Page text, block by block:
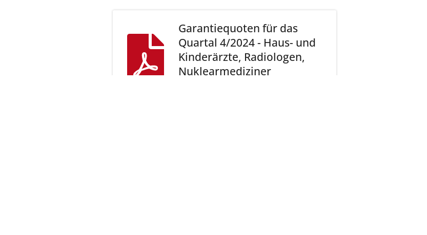
Garantiequoten für das
Quartal 4/2024 - Haus- und
Kinderärzte, Radiologen,
Nuklearmediziner